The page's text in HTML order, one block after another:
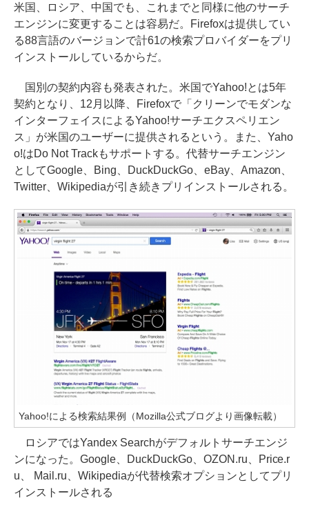
米国、ロシア、中国でも、これまでと同様に他のサーチ
エンジンに変更することは容易だ。Firefoxは提供してい
る88言語のバージョンで計61の検索プロバイダーをプリ
インストールしているからだ。
国別の契約内容も発表された。米国でYahoo!とは5年
契約となり、12月以降、Firefoxで「クリーンでモダンな
インターフェイスによるYahoo!サーチエクスペリエン
ス」が米国のユーザーに提供されるという。また、Yaho
o!はDo Not Trackもサポートする。代替サーチエンジン
としてGoogle、Bing、DuckDuckGo、eBay、Amazon、
Twitter、Wikipediaが引き続きプリインストールされる。
Yahoo!による検索結果例（Mozilla公式ブログより画像転載）
ロシアではYandex Searchがデフォルトサーチエンジ
ンになった。Google、DuckDuckGo、OZON.ru、Price.r
u、 Mail.ru、Wikipediaが代替検索オプションとしてプリ
インストールされる